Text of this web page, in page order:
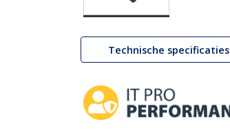
Technische specificaties